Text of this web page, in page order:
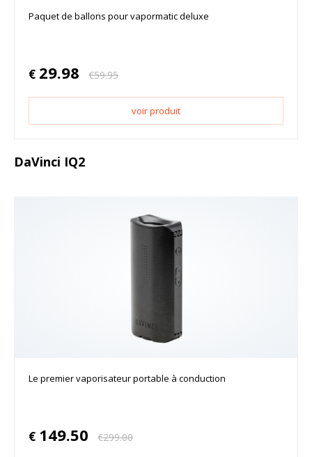
Paquet de ballons pour vapormatic deluxe
€ 29.98 €59.95
voir produit
DaVinci IQ2
Le premier vaporisateur portable à conduction
€ 149.50 €299.00